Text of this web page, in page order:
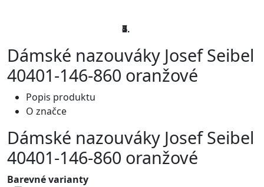
Dámské nazouváky Josef Seibel
40401-146-860 oranžové
Popis produktu
O značce
Dámské nazouváky Josef Seibel
40401-146-860 oranžové
Barevné varianty